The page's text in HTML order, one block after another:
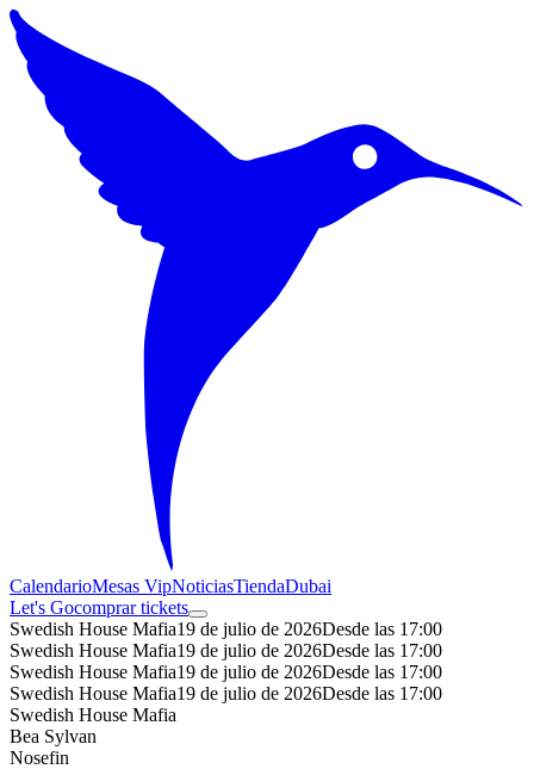
CalendarioMesas VipNoticiasTiendaDubai
Let's Gocomprar tickets
Swedish House Mafia19 de julio de 2026Desde las 17:00
Swedish House Mafia19 de julio de 2026Desde las 17:00
Swedish House Mafia19 de julio de 2026Desde las 17:00
Swedish House Mafia19 de julio de 2026Desde las 17:00
Swedish House Mafia
Bea Sylvan
Nosefin